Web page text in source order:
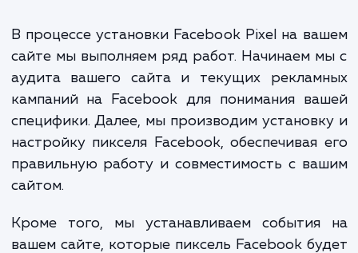
данными и позволяет
для получения реальных,
результатов.
В процессе установки Facebook Pixel на
сайте мы выполняем ряд работ. Начинаем